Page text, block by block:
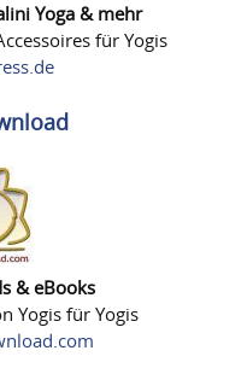
Yoga & mehr
für Yogis
& eBooks
Yogis für Yogis